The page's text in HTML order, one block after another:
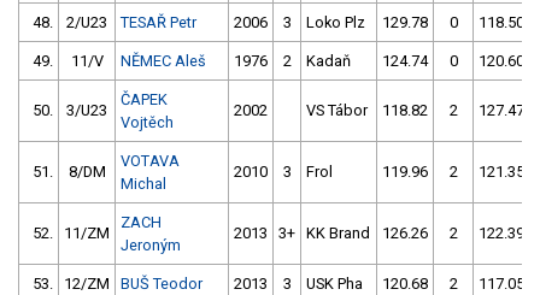
48. 2/U23 TESAŘ Petr 2006 3 Loko Plz 129.78 0 118.50
49. 11/V NĚMEC Aleš 1976 2 Kadaň 124.74 0 120.60
50. 3/U23
ČAPEK
Vojtěch
2002 VS Tábor 118.82 2 127.47
51. 8/DM
VOTAVA
Michal
2010 3 Frol 119.96 2 121.35
52. 11/ZM
ZACH
Jeroným
2013 3+ KK Brand 126.26 2 122.39
53. 12/ZM BUŠ Teodor 2013 3 USK Pha 120.68 2 117.05